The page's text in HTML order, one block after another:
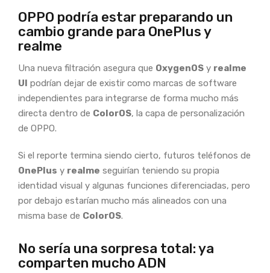
OPPO podría estar preparando un
cambio grande para OnePlus y
realme
Una nueva filtración asegura que OxygenOS y realme
UI podrían dejar de existir como marcas de software
independientes para integrarse de forma mucho más
directa dentro de ColorOS, la capa de personalización
de OPPO.
Si el reporte termina siendo cierto, futuros teléfonos de
OnePlus y realme seguirían teniendo su propia
identidad visual y algunas funciones diferenciadas, pero
por debajo estarían mucho más alineados con una
misma base de ColorOS.
No sería una sorpresa total: ya
comparten mucho ADN